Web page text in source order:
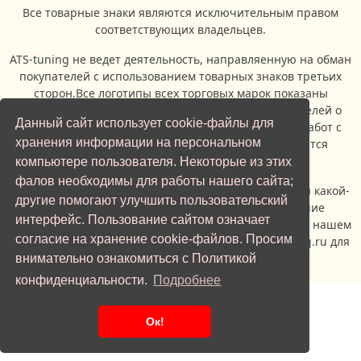
Данный сайт использует cookie-файлы для
хранения информации на персональном
компьютере пользователя. Некоторые из этих
фалов необходимы для работы нашего сайта;
другие помогают улучшить пользовательский
интерфейс. Пользование сайтом означает
согласие на хранение cookie-файлов. Просим
внимательно ознакомиться с Политикой
конфиденциальности. Подробнее
Ок!
Все товарные знаки являются исключительным правом
соответствующих владельцев.
ATS-tuning не ведет деятельность, направляенную на обман
покупателей с использованием товарных знаков третьих
сторон.Все логотипы всех торговых марок показаны
исключительно с целью информирования посетителей о
возможности проведения ремонтых и сервисных работ с
автомобилями, производителями которых являются
владельцы торговых марок.
Если вы являетесь представителем правообладателя какой-
либо торговой марки, и вас не устраивает наличие
изображения логотипа указанной торговой марки на нашем
сайте, просьба обратиться по адерсу info@ats-tuning.ru для
урегулирования спорной ситуации.
Отправить заявку